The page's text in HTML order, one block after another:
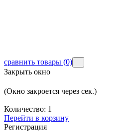
сравнить товары (0)
Закрыть окно
(Окно закроется через сек.)
Количество: 1
Перейти в корзину
Регистрация